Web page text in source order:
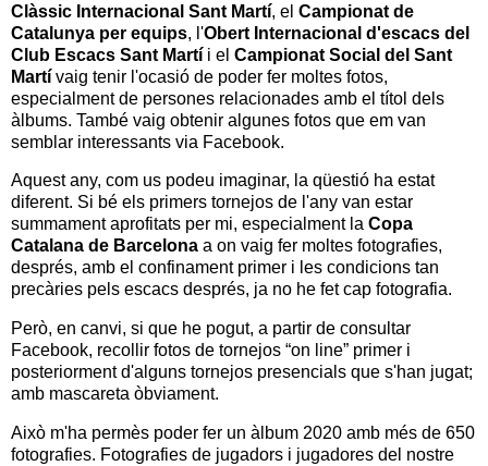
Clàssic Internacional Sant Martí, el Campionat de
Catalunya per equips, l'Obert Internacional d'escacs del
Club Escacs Sant Martí i el Campionat Social del Sant
Martí vaig tenir l'ocasió de poder fer moltes fotos,
especialment de persones relacionades amb el títol dels
àlbums. També vaig obtenir algunes fotos que em van
semblar interessants via Facebook.
Aquest any, com us podeu imaginar, la qüestió ha estat
diferent. Si bé els primers tornejos de l'any van estar
summament aprofitats per mi, especialment la Copa
Catalana de Barcelona a on vaig fer moltes fotografies,
després, amb el confinament primer i les condicions tan
precàries pels escacs després, ja no he fet cap fotografia.
Però, en canvi, si que he pogut, a partir de consultar
Facebook, recollir fotos de tornejos “on line” primer i
posteriorment d'alguns tornejos presencials que s'han jugat;
amb mascareta òbviament.
Això m'ha permès poder fer un àlbum 2020 amb més de 650
fotografies. Fotografies de jugadors i jugadores del nostre